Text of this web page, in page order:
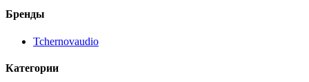
Бренды
Tchernovaudio
Категории